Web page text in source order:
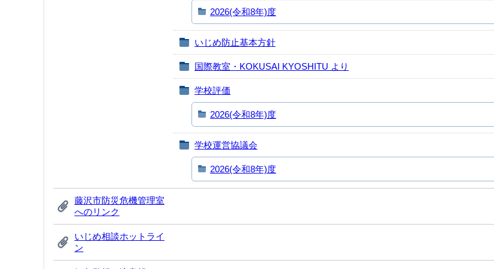
2026(令和8年)度
いじめ防止基本方針
国際教室・KOKUSAI KYOSHITU より
学校評価
2026(令和8年)度
学校運営協議会
2026(令和8年)度
藤沢市防災危機管理室
へのリンク
いじめ相談ホットライ
ン